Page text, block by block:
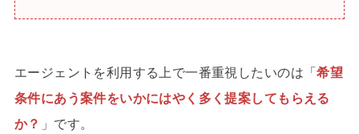
エージェントを利用する上で一番重視したいのは「希望
条件にあう案件をいかにはやく多く提案してもらえる
か？ 」です。